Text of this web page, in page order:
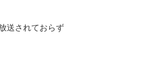
送されておらず